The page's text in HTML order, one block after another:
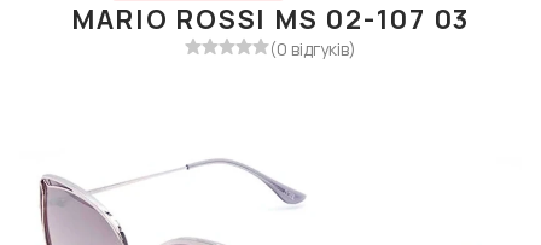
MARIO ROSSI MS 02-107 03
(0 відгуків)